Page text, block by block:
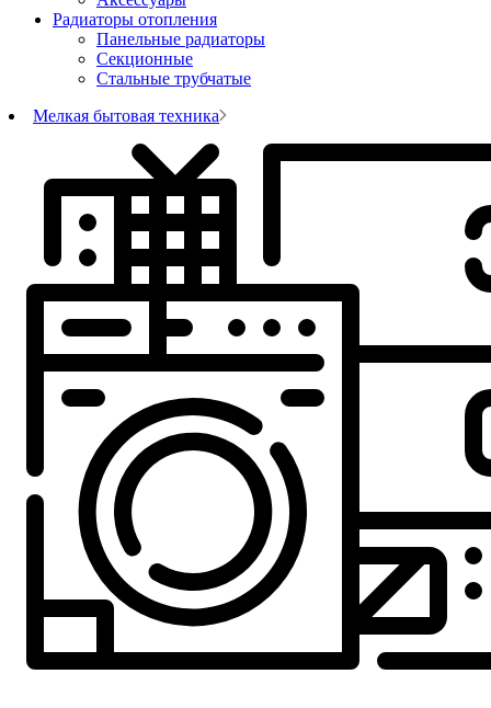
Радиаторы отопления
Панельные радиаторы
Секционные
Стальные трубчатые
Мелкая бытовая техника